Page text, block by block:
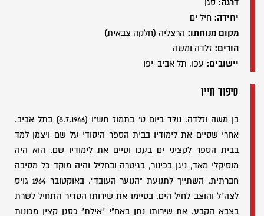
דרגה: סגן
יחידה: חיל ים
מקום מנוחתו: הרצליה (חלקה צבאית)
הורים: זלדה ומשה
יישובים: עכו, תל אביב-יפו
סיפור חייו
בן משה וזלדה. נולד ביום ט' בתמוז תש"ו (8.7.1946) בתל אביב.
אחרי שסיים את לימודיו בבית הספר היסודי על שם ויצמן למד
בבית הספר לקציני ים בעכו וסיים את לימודיו שם. הוא היה
מוסיקלי מאד, ניגן בכינור, בגיטרה ובחליל והיה מוקד כל מסיבה
חברתית. השתייך לתנועת "הנוער העובד". באוקטובר 1964 גויס
לצה"ל והוצב לחיל הים. בסיימו את שירותו הסדיר התחיל לשרת
בצבא הקבע. את שירותו נתן באח"י "אילת" כסגן קצין מכונות